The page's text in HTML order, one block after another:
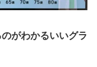
がわかるいいグラ